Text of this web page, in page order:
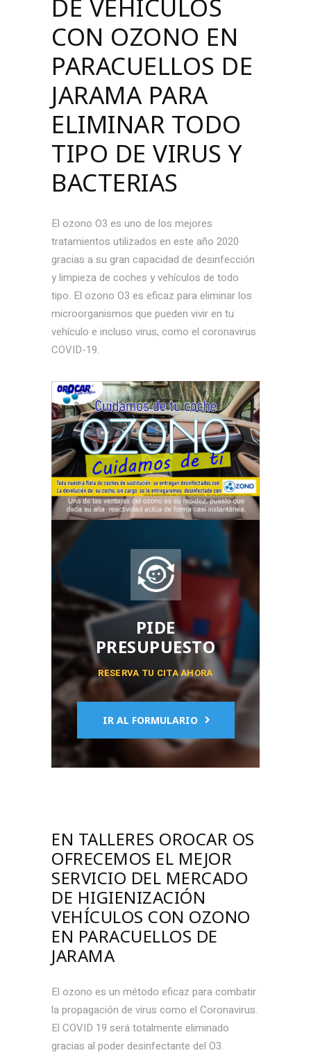
DE VEHÍCULOS
CON OZONO EN
PARACUELLOS DE
JARAMA PARA
ELIMINAR TODO
TIPO DE VIRUS Y
BACTERIAS
El ozono O3 es uno de los mejores
tratamientos utilizados en este año 2020
gracias a su gran capacidad de desinfección
y limpieza de coches y vehículos de todo
tipo. El ozono O3 es eficaz para eliminar los
microorganismos que pueden vivir en tu
vehículo e incluso virus, como el coronavirus
COVID-19.
PIDE
PRESUPUESTO
RESERVA TU CITA AHORA
IR AL FORMULARIO
EN TALLERES OROCAR OS
OFRECEMOS EL MEJOR
SERVICIO DEL MERCADO
DE HIGIENIZACIÓN
VEHÍCULOS CON OZONO
EN PARACUELLOS DE
JARAMA
El ozono es un método eficaz para combatir
la propagación de virus como el Coronavirus.
El COVID 19 será totalmente eliminado
gracias al poder desinfectante del O3.